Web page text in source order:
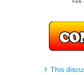
Feb
This